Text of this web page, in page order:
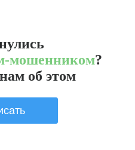
мошенником?
об этом